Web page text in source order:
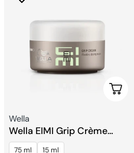
Au Panier
Fournisseur:
Wella
Wella EIMI Grip Crème
Coiffante Flexible
75 ml 15 ml